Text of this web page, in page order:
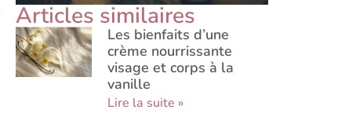
Articles similaires
Les bienfaits d’une
crème nourrissante
visage et corps à la
vanille
Lire la suite »